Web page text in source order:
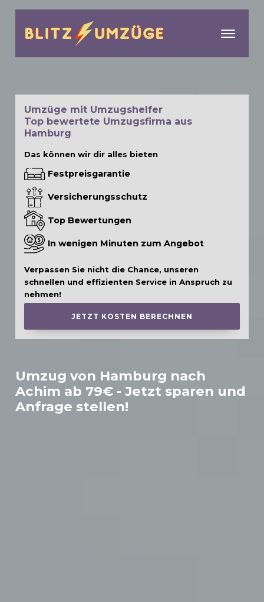
Umzug von Hamburg nach
Achim ab 79€ - Jetzt sparen und
Anfrage stellen!
Umzüge mit Umzugshelfer
Top bewertete Umzugsfirma aus
Hamburg
Das können wir dir alles bieten
Festpreisgarantie
Versicherungsschutz
Top Bewertungen
In wenigen Minuten zum Angebot
Verpassen Sie nicht die Chance, unseren
schnellen und effizienten Service in Anspruch zu
nehmen!
JETZT KOSTEN BERECHNEN